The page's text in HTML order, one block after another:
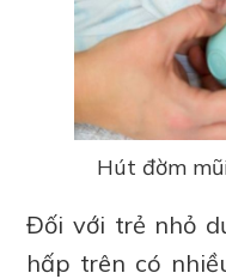
Hút đờm
Đối với trẻ nhỏ
hấp trên có